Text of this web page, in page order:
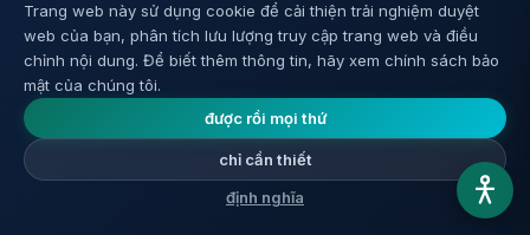
tratuổi sinh học ước tính của bạn . Để xem tổng quan về
tất cả 12 dấu hiệu và các nghiên cứu trong từng danh
mục, hãy xemTrung tâm 12 Dấu hiệu Lão hóa.
Góc nhìn rộng hơn
Câu chuyện về 'đảo ngược lão hóa' được bán cho chúng
Trang web này sử dụng cookie để cải thiện trải nghiệm duyệt
web của bạn, phân tích lưu lượng truy cập trang web và điều
chỉnh nội dung. Để biết thêm thông tin, hãy xem chính sách bảo
mật của chúng tôi.
được rồi mọi thứ
chỉ cần thiết
định nghĩa